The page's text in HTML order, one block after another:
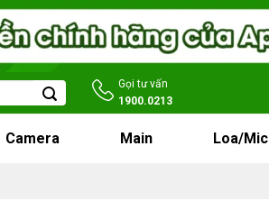
Gọi tư vấn
1900.0213
Camera Main Loa/Mic